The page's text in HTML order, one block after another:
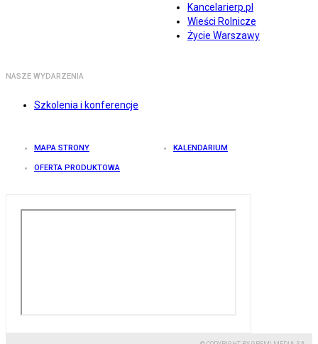
Kancelarierp.pl
Wieści Rolnicze
Życie Warszawy
NASZE WYDARZENIA
Szkolenia i konferencje
MAPA STRONY KALENDARIUM
OFERTA PRODUKTOWA